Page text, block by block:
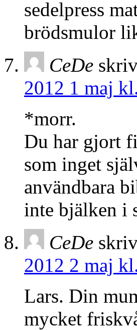
sedelpress
brödsmulor
CeDe
2012 1 maj
*morr.
Du har gjort
som inget
användbara
inte bjälken i
CeDe
2012 2 maj
Lars. Din
mycket